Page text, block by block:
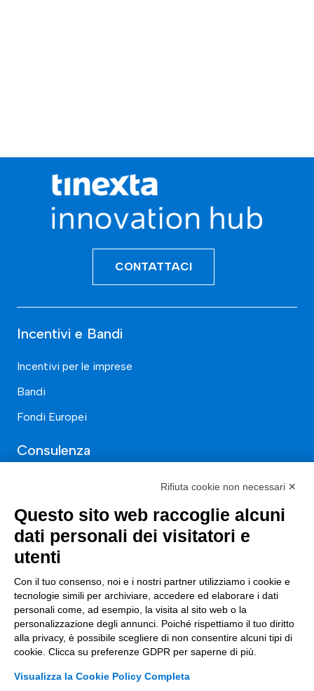
CONTATTACI
Incentivi e Bandi
Incentivi per le imprese
Bandi
Fondi Europei
Consulenza
Finanza
Nuovi Mercati
Innovazione di prodotto e processo
Digital Marketing
Data & BI
Trasformazione Digitale
Compliance Normativa Integrata
Rifiuta cookie non necessari ✕
Questo sito web raccoglie alcuni
dati personali dei visitatori e
utenti
Con il tuo consenso, noi e i nostri partner utilizziamo i cookie e
tecnologie simili per archiviare, accedere ed elaborare i dati
personali come, ad esempio, la visita al sito web o la
personalizzazione degli annunci. Poiché rispettiamo il tuo diritto
alla privacy, è possibile scegliere di non consentire alcuni tipi di
cookie. Clicca su preferenze GDPR per saperne di più.
Visualizza la Cookie Policy Completa